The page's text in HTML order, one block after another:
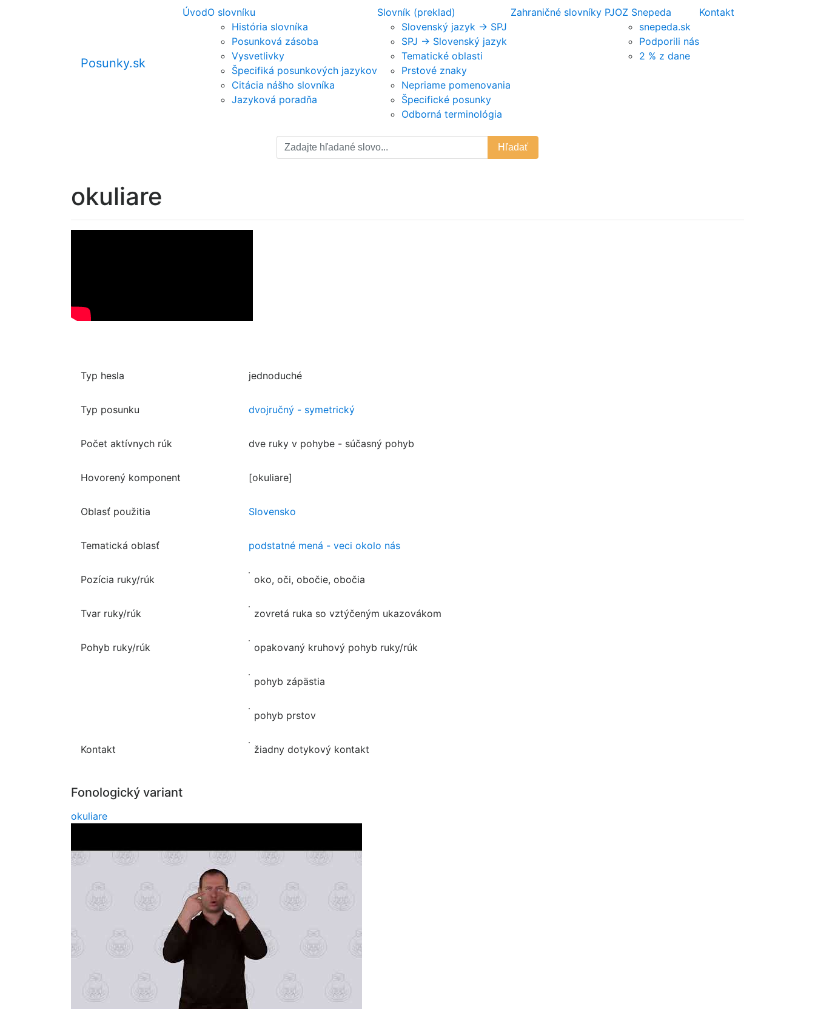
Posunky.sk
ÚvodO slovníku
História slovníka
Posunková zásoba
Vysvetlivky
Špecifiká posunkových jazykov
Citácia nášho slovníka
Jazyková poradňa
Slovník (preklad)
Slovenský jazyk -> SPJ
SPJ -> Slovenský jazyk
Tematické oblasti
Prstové znaky
Nepriame pomenovania
Špecifické posunky
Odborná terminológia
Zahraničné slovníky PJOZ Snepeda
snepeda.sk
Podporili nás
2 % z dane
Kontakt
Hľadať
okuliare
Typ hesla jednoduché
Typ posunku dvojručný - symetrický
Počet aktívnych rúk dve ruky v pohybe - súčasný pohyb
Hovorený komponent [okuliare]
Oblasť použitia Slovensko
Tematická oblasť podstatné mená - veci okolo nás
Pozícia ruky/rúk oko, oči, obočie, obočia
Tvar ruky/rúk zovretá ruka so vztýčeným ukazovákom
Pohyb ruky/rúk opakovaný kruhový pohyb ruky/rúk
pohyb zápästia
pohyb prstov
Kontakt žiadny dotykový kontakt
Fonologický variant
okuliare